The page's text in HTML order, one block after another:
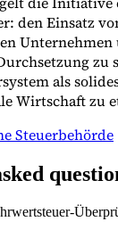
den Einsatz
Unternehmen
zu
als
Wirtschaft zu
Steuerbehörde